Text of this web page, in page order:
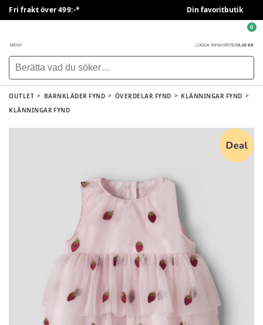
Fri frakt över 499:-* Din favoritbutik
MENY LOGGA IN FAVORITER0,00 KR
0
OUTLET BARNKLÄDER FYND ÖVERDELAR FYND
KLÄNNINGAR FYND
KLÄNNINGAR FYND